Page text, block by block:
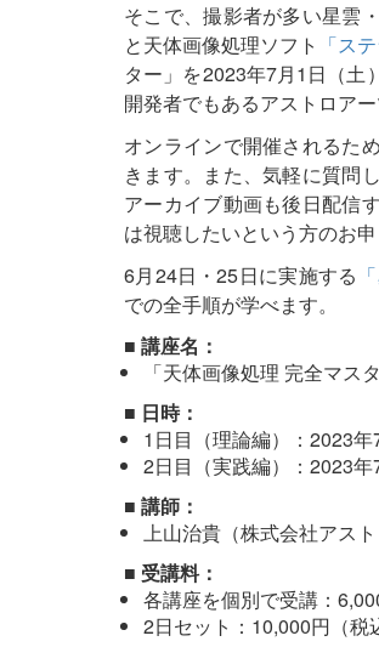
そこで、撮影者が多い星雲
と天体画像処理ソフト 「ス
ター」を2023年7月1日（土
開発者でもあるアストロアー
オンラインで開催されるた
きます。また、気軽に質問
アーカイブ動画も後日配信
は視聴したいという方のお申
6月24日・25日に実施する
での全手順が学べます。
■ 講座名：
「天体画像処理 完全マスタ
■ 日時：
1日目（理論編）：2023
2日目（実践編）：2023
■ 講師：
上山治貴（株式会社アスト
■ 受講料：
各講座を個別で受講：
2日セット：10,000円（税